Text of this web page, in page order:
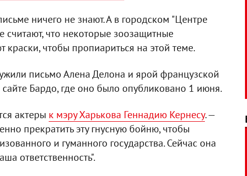
ничего не знают. А в городском "Центре
что некоторые зоозащитные
краски, чтобы пропиариться на этой теме.
письмо Алена Делона и ярой французской
Бардо, где оно было опубликовано 1 июня.
актеры к мэру Харькова Геннадию Кернесу. —
прекратить эту гнусную бойню, чтобы
и гуманного государства. Сейчас она
ответственность".